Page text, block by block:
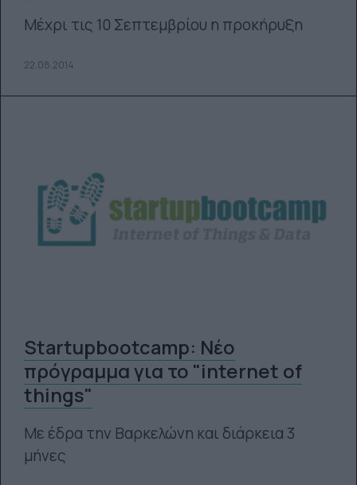
Μέχρι τις 10 Σεπτεμβρίου η προκήρυξη
22.08.2014
Startupbootcamp: Νέο
πρόγραμμα για το "internet of
things"
Με έδρα την Βαρκελώνη και διάρκεια 3
μήνες